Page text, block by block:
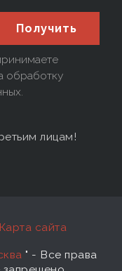
Получить
обработку
лицам!
Карта сайта
" - Все права